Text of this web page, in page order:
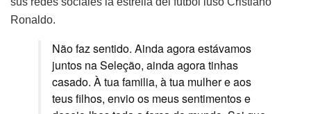
Ronaldo.
Não faz sentido. Ainda agora estávamos
juntos na Seleção, ainda agora tinhas
casado. À tua familia, à tua mulher e aos
teus filhos, envio os meus sentimentos e